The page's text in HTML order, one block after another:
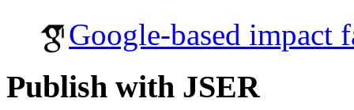
Google-based impact
Publish with JSER